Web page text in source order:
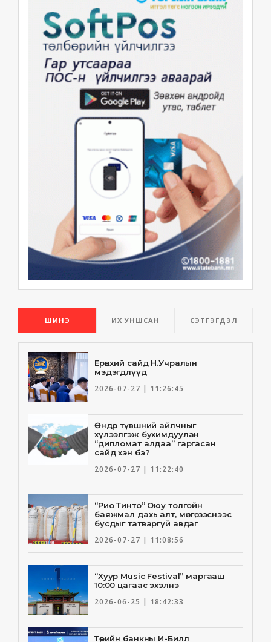
ШИНЭ ИХ УНШСАН СЭТГЭГДЭЛ
Ерөнхий сайд Н.Учралын
мэдэгдлүүд
2026-07-27 | 11:26:45
Өндөр түвшний айлчныг
хүлээлгэж бухимдуулан
“дипломат алдаа” гаргасан
сайд хэн бэ?
2026-07-27 | 11:22:40
“Рио Тинто” Оюу толгойн
баяжмал дахь алт, мөнгө, зэснээс
бусдыг татваргүй авдаг
2026-07-27 | 11:08:56
“Хуур Music Festival” маргааш
10:00 цагаас эхэлнэ
2026-06-25 | 18:42:33
Төрийн банкны И-Билл